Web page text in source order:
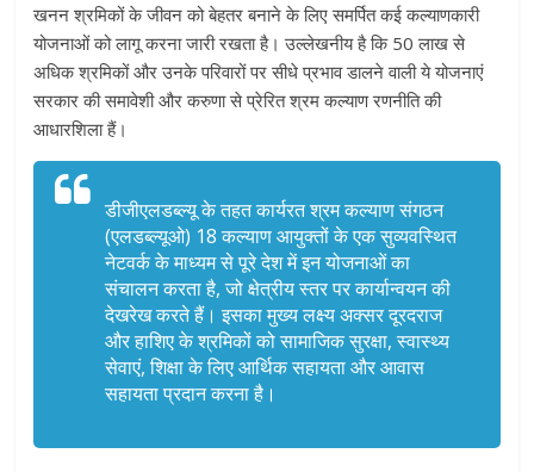
खनन श्रमिकों के जीवन को बेहतर बनाने के लिए समर्पित कई कल्याणकारी
योजनाओं को लागू करना जारी रखता है। उल्लेखनीय है कि 50 लाख से
अधिक श्रमिकों और उनके परिवारों पर सीधे प्रभाव डालने वाली ये योजनाएं
सरकार की समावेशी और करुणा से प्रेरित श्रम कल्याण रणनीति की
आधारशिला हैं।
डीजीएलडब्ल्यू के तहत कार्यरत श्रम कल्याण संगठन
(एलडब्ल्यूओ) 18 कल्याण आयुक्तों के एक सुव्यवस्थित
नेटवर्क के माध्यम से पूरे देश में इन योजनाओं का
संचालन करता है, जो क्षेत्रीय स्तर पर कार्यान्वयन की
देखरेख करते हैं। इसका मुख्य लक्ष्य अक्सर दूरदराज
और हाशिए के श्रमिकों को सामाजिक सुरक्षा, स्वास्थ्य
सेवाएं, शिक्षा के लिए आर्थिक सहायता और आवास
सहायता प्रदान करना है।